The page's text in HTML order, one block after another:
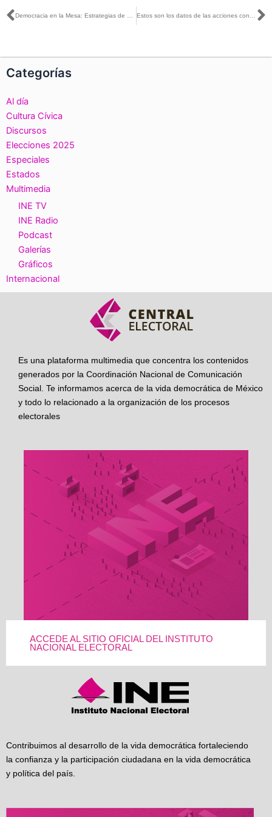
Ant
Categorías
Al día
Cultura Cívica
Discursos
Elecciones 2025
Especiales
Estados
Multimedia
INE TV
INE Radio
Podcast
Galerías
Gráficos
Internacional
Es una plataforma multimedia que concentra los contenidos
generados por la Coordinación Nacional de Comunicación
Social. Te informamos acerca de la vida democrática de México
y todo lo relacionado a la organización de los procesos
electorales
ACCEDE AL SITIO OFICIAL DEL INSTITUTO
NACIONAL ELECTORAL
Contribuimos al desarrollo de la vida democrática fortaleciendo
la confianza y la participación ciudadana en la vida democrática
y política del país.